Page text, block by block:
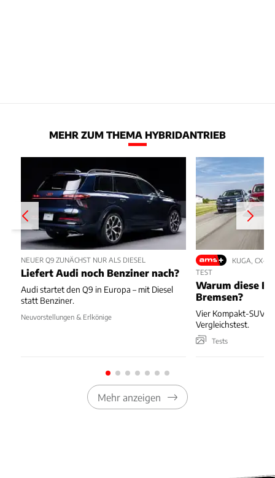
MEHR ZUM THEMA HYBRIDANTRIEB
NEUER Q9 ZUNÄCHST NUR ALS DIESEL
Liefert Audi noch Benziner nach?
Audi startet den Q9 in Europa – mit Diesel
statt Benziner.
Neuvorstellungen & Erlkönige
KUGA, CX-5,
TEST
Warum diese
Bremsen?
Vier Kompakt-SUV
Vergleichstest.
Tests
Mehr anzeigen